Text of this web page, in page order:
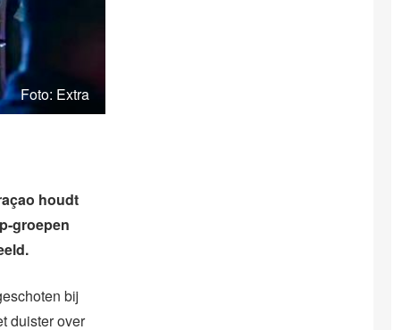
Foto: Extra
houdt
groepen
bij
duister over